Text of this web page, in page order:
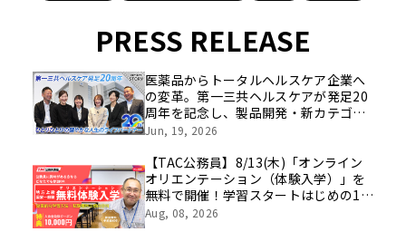
PRESS RELEASE
医薬品からトータルヘルスケア企業へ
の変革。第一三共ヘルスケアが発足20
周年を記念し、製品開発・新カテゴリ
挑戦の舞台や旧社統合時のエピソード
像を公開！
Jun, 19, 2026
【TAC公務員】8/13(木)「オンライン
オリエンテーション（体験入学）」を
無料で開催！学習スタートはじめの1
歩！
Aug, 08, 2026